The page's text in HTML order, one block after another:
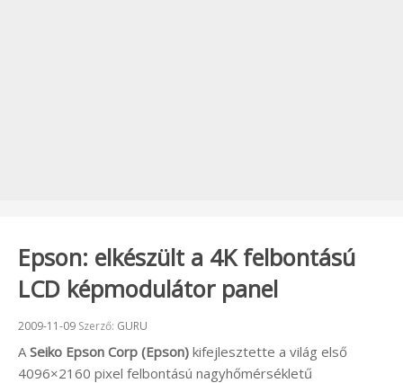
Epson: elkészült a 4K felbontású
LCD képmodulátor panel
Beküldve:
2009-11-09 Szerző: GURU
A Seiko Epson Corp (Epson) kifejlesztette a világ első
4096×2160 pixel felbontású nagyhőmérsékletű